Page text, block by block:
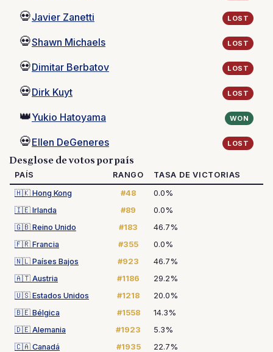
💀Javier Zanetti LOST
💀Shawn Michaels LOST
💀Dimitar Berbatov LOST
💀Dirk Kuyt LOST
👑Yukio Hatoyama WON
💀Ellen DeGeneres LOST
Desglose de votos por país
PAÍS RANGO
TASA DE VICTORIAS
🇭🇰 Hong Kong #48
0.0%
🇮🇪 Irlanda #89
0.0%
🇬🇧 Reino Unido #183
46.7%
🇫🇷 Francia #355
0.0%
🇳🇱 Países Bajos #923
46.7%
🇦🇹 Austria #1186
29.2%
🇺🇸 Estados Unidos #1218
20.0%
🇧🇪 Bélgica #1558
14.3%
🇩🇪 Alemania #1923
5.3%
🇨🇦 Canadá #1935
22.7%